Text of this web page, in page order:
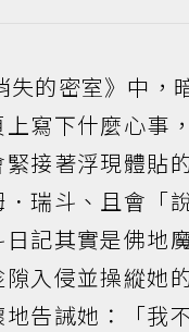
失的密室》中
寫下什麼心事
接著浮現體貼
瑞斗、且會「
記其實是佛地
入侵並操縱她
告誡她：「我